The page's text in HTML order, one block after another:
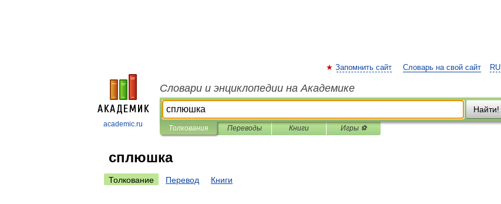
academic.ru
RU
Запомнить сайт Словарь на свой сайт
Словари и энциклопедии на Академике
Найти!
Толкования Переводы Книги Игры ⚽
сплюшка
Толкование Перевод Книги